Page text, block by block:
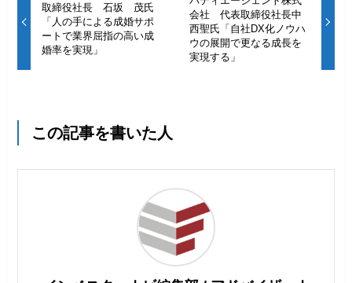
取締役社長 石坂 茂氏
「人の手による成婚サポ
ートで業界屈指の高い成
婚率を実現」
会社 代表取締役社長中
西聖氏「自社DX化ノウハ
ウの展開で更なる成長を
実現する」
この記事を書いた人